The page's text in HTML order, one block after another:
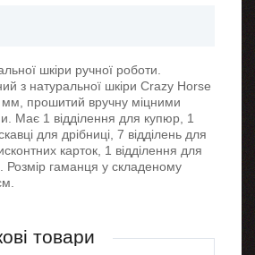
шкіри ручної роботи.
з натуральної шкіри Crazy Horse
прошитий вручну міцними
Має 1 відділення для купюр, 1
для дрібниці, 7 відділень для
карток, 1 відділення для
Розмір гаманця у складеному
товари